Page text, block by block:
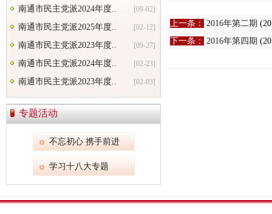
南通市民主党派2024年度.. [09-02]
南通市民主党派2025年度.. [02-12]
南通市民主党派2023年度.. [09-27]
南通市民主党派2024年度.. [02-23]
南通市民主党派2023年度.. [02-03]
专题活动
不忘初心 携手前进
学习十八大专题
上一条： 2016年第二期
下一条：
2016年第四期